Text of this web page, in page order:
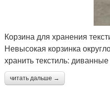
Корзина для хранения
Невысокая корзинка
хранить текстиль:
читать дальше →